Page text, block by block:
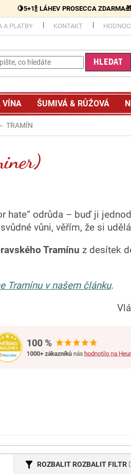
🍋5+1🍾 LÁHEV PROSECCA
A PLATBY KONTAKT
HLEDAT
VÍNA ŠUMIVÁ & RŮŽOVÁ
TRAMÍN
hate“ odrůda – buď ji
vůni, věřím, že si
Tramínu z desítek
Tramínu v našem článku.
ROZBALIT FILTR